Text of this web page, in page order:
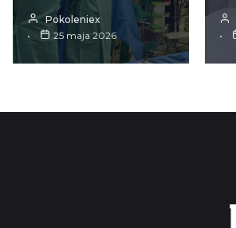
Pokoleniex
25 maja 2026